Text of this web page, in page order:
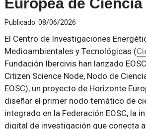
Publicado: 08/06/2026
El Centro de Investigaciones
Medioambientales y Tecnológicas (
Fundación Ibercivis han lanzado
Citizen Science Node, Nodo de
EOSC), un proyecto de Horizonte
diseñar el primer nodo temático de
integrado en la Federación EOSC, la
digital de investigación que conecta